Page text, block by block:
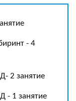
- 4
2 занятие
- 1 занятие